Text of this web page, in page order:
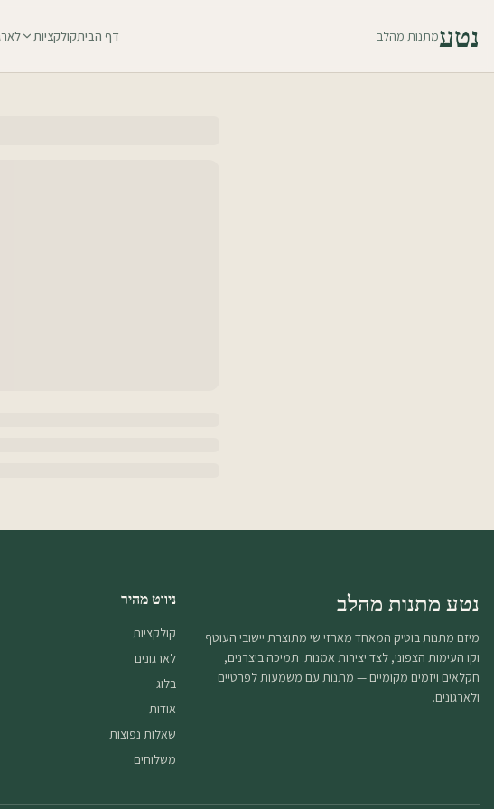
נטעמתנות מהלב דף הביתקולקציות
נטע מתנות מהלב
מיזם מתנות בוטיק המאחד מארזי שי מתוצרת יישובי העוטף
וקו העימות הצפוני, לצד יצירות אמנות. תמיכה ביצרנים,
חקלאים ויזמים מקומיים — מתנות עם משמעות לפרטיים
ולארגונים.
ניווט מהיר
קולקציות
לארגונים
בלוג
אודות
שאלות נפוצות
משלוחים